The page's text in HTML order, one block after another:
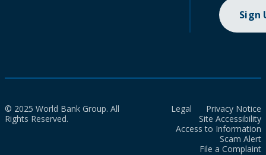
Sign
© 2025 World Bank Group. All
Rights Reserved.
Legal
Privacy Notice
Site Accessibility
Access to Information
Scam Alert
File a Complaint